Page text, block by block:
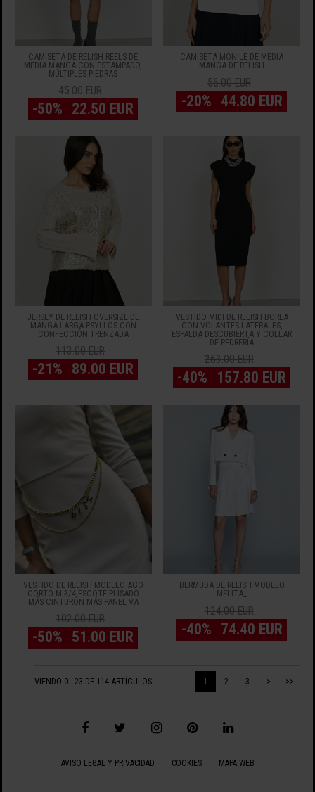
CAMISETA DE RELISH REELS DE
MEDIA MANGA CON ESTAMPADO,
MÚLTIPLES PIEDRAS
45.00 EUR
-50% 22.50 EUR
CAMISETA MONILE DE MEDIA
MANGA DE RELISH
56.00 EUR
-20% 44.80 EUR
JERSEY DE RELISH OVERSIZE DE
MANGA LARGA PSYLLOS CON
CONFECCIÓN TRENZADA
113.00 EUR
-21% 89.00 EUR
VESTIDO MIDI DE RELISH BORLA
CON VOLANTES LATERALES,
ESPALDA DESCUBIERTA Y COLLAR
DE PEDRERÍA
263.00 EUR
-40% 157.80 EUR
VESTIDO DE RELISH MODELO AGO
CORTO M.3/4 ESCOTE PLISADO
MÁS CINTURÓN MÁS PANEL VA
102.00 EUR
-50% 51.00 EUR
BERMUDA DE RELISH MODELO
MELITA_
124.00 EUR
-40% 74.40 EUR
VIENDO 0 - 23 DE 114 ARTÍCULOS 1 2 3 > >>
AVISO LEGAL Y PRIVACIDAD COOKIES MAPA WEB